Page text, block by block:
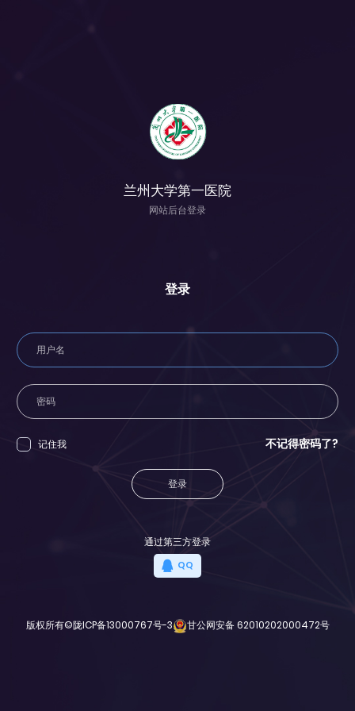
兰州大学第一医院
网站后台登录
登录
记住我 不记得密码了?
登录
通过第三方登录
QQ
版权所有©陇ICP备13000767号-3 甘公网安备 62010202000472号